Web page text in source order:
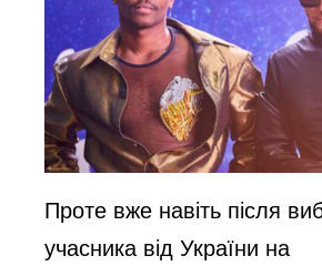
Проте вже навіть після
учасника від України на